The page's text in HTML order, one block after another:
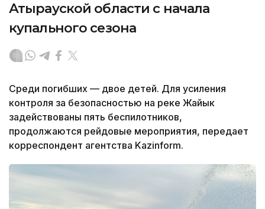
Атырауской области с начала
купального сезона
Среди погибших — двое детей. Для усиления
контроля за безопасностью на реке Жайык
задействованы пять беспилотников,
продолжаются рейдовые мероприятия, передает
корреспондент агентства Kazinform.